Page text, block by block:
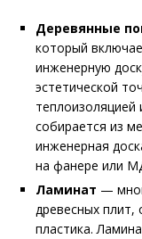
Деревянные
который
инженерную
эстетической
собирается из
инженерная
на фанере или
Ламинат —
древесных
пластика.